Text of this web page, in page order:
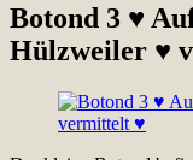
Botond 3 ♥
Hülzweiler ♥